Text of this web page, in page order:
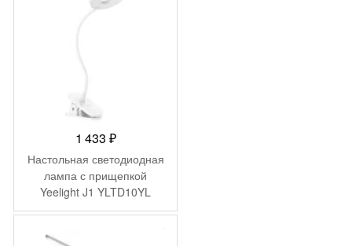
1 433 ₽
Настольная светодиодная
лампа с прищепкой
Yeelight J1 YLTD10YL